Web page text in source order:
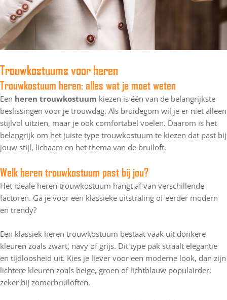
Trouwkostuums voor heren
Trouwkostuum heren: alles wat je moet weten
Een heren trouwkostuum kiezen is één van de belangrijkste
beslissingen voor je trouwdag. Als bruidegom wil je er niet alleen
stijlvol uitzien, maar je ook comfortabel voelen. Daarom is het
belangrijk om het juiste type trouwkostuum te kiezen dat past bij
jouw stijl, lichaam en het thema van de bruiloft.
Welk heren trouwkostuum past bij jou?
Het ideale heren trouwkostuum hangt af van verschillende
factoren. Ga je voor een klassieke uitstraling of eerder modern
en trendy?
Een klassiek heren trouwkostuum bestaat vaak uit donkere
kleuren zoals zwart, navy of grijs. Dit type pak straalt elegantie
en tijdloosheid uit. Kies je liever voor een moderne look, dan zijn
lichtere kleuren zoals beige, groen of lichtblauw populairder,
zeker bij zomerbruiloften.